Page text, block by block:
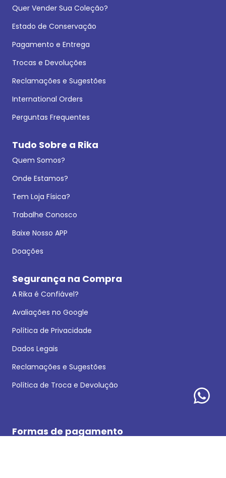
Quer Vender Sua Coleção?
Estado de Conservação
Pagamento e Entrega
Trocas e Devoluções
Reclamações e Sugestões
International Orders
Perguntas Frequentes
Tudo Sobre a Rika
Quem Somos?
Onde Estamos?
Tem Loja Física?
Trabalhe Conosco
Baixe Nosso APP
Doações
Segurança na Compra
A Rika é Confiável?
Avaliações no Google
Política de Privacidade
Dados Legais
Reclamações e Sugestões
Política de Troca e Devolução
Formas de pagamento